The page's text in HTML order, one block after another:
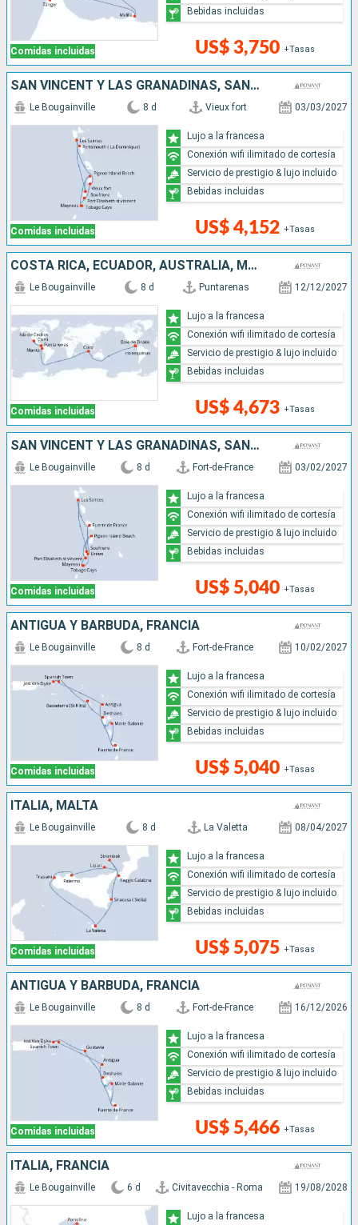
Comidas incluidas US$ 3,750 +Tasas
Bebidas incluidas
SAN VINCENT Y LAS GRANADINAS, SANTA LUCIA, DOMINICA
Comidas incluidas
Le Bougainville 8 d Vieux fort 03/03/2027
US$ 4,152 +Tasas
Lujo a la francesa
Conexión wifi ilimitado de cortesía
Servicio de prestigio & lujo incluido
Bebidas incluidas
COSTA RICA, ECUADOR, AUSTRALIA, MÉXICO
Comidas incluidas
Le Bougainville 8 d Puntarenas 12/12/2027
US$ 4,673 +Tasas
Lujo a la francesa
Conexión wifi ilimitado de cortesía
Servicio de prestigio & lujo incluido
Bebidas incluidas
SAN VINCENT Y LAS GRANADINAS, SANTA LUCIA
Comidas incluidas
Le Bougainville 8 d Fort-de-France 03/02/2027
US$ 5,040 +Tasas
Lujo a la francesa
Conexión wifi ilimitado de cortesía
Servicio de prestigio & lujo incluido
Bebidas incluidas
ANTIGUA Y BARBUDA, FRANCIA
Comidas incluidas
Le Bougainville 8 d Fort-de-France 10/02/2027
US$ 5,040 +Tasas
Lujo a la francesa
Conexión wifi ilimitado de cortesía
Servicio de prestigio & lujo incluido
Bebidas incluidas
ITALIA, MALTA
Comidas incluidas
Le Bougainville 8 d La Valetta 08/04/2027
US$ 5,075 +Tasas
Lujo a la francesa
Conexión wifi ilimitado de cortesía
Servicio de prestigio & lujo incluido
Bebidas incluidas
ANTIGUA Y BARBUDA, FRANCIA
Comidas incluidas
Le Bougainville 8 d Fort-de-France 16/12/2026
US$ 5,466 +Tasas
Lujo a la francesa
Conexión wifi ilimitado de cortesía
Servicio de prestigio & lujo incluido
Bebidas incluidas
ITALIA, FRANCIA
Le Bougainville 6 d Civitavecchia - Roma 19/08/2028
Lujo a la francesa